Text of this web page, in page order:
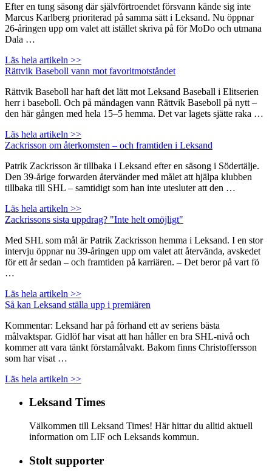
Efter en tung säsong där självförtroendet försvann kände sig inte
Marcus Karlberg prioriterad på samma sätt i Leksand. Nu öppnar
26-åringen upp om valet att istället skriva på för MoDo och utmana
Dala …
Läs hela artikeln >>
Rättvik Baseboll vann mot favoritmotståndet
Rättvik Baseboll har haft det lätt mot Leksand Baseball i Elitserien
herr i baseboll. Och på måndagen vann Rättvik Baseboll på nytt –
den här gången med hela 15–5 hemma. Det var lagets sjätte raka …
Läs hela artikeln >>
Zackrisson om återkomsten – och framtiden i Leksand
Patrik Zackrisson är tillbaka i Leksand efter en säsong i Södertälje.
Den 39-årige forwarden återvänder med målet att hjälpa klubben
tillbaka till SHL – samtidigt som han inte utesluter att den …
Läs hela artikeln >>
Zackrissons sista uppdrag? "Inte helt omöjligt"
Med SHL som mål är Patrik Zackrisson hemma i Leksand. I en stor
intervju öppnar nu 39-åringen upp om valet att återvända, avskedet
för ett år sedan – och framtiden på karriären. – Det beror på vart fö
…
Läs hela artikeln >>
Så kan Leksand ställa upp i premiären
Kommentar: Leksand har på förhand ett av seriens bästa
målvaktspar. Gidlöf har visat att han håller en bra SHL-nivå och
kommer att vara tänkt förstamålvakt. Bakom finns Christoffersson
som har visat …
Läs hela artikeln >>
Leksand Times
Välkommen till Leksand Times! Här hittar du alltid aktuell
information om LIF och Leksands kommun.
Stolt supporter